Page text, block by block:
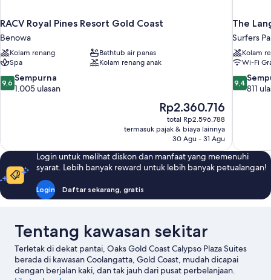
RACV Royal Pines Resort Gold Coast
Benowa
Kolam renang
Bathtub air panas
Spa
Kolam renang anak
9.6
dari
9,6 Sempurna
1.005 ulasan
Harga
sekarang
Rp2.360.716
Rp2.360.716
total Rp2.596.788
termasuk pajak & biaya lainnya
30 Agu - 31 Agu
The
Surfers
Kolam
Wi-Fi
9.4
dari
9,4
811
Login untuk melihat diskon dan manfaat yang memenuhi
syarat. Lebih banyak reward untuk lebih banyak petualangan!
Login Daftar sekarang, gratis
Tentang kawasan sekitar
Terletak di dekat pantai, Oaks Gold Coast Calypso Plaza Suites
berada di kawasan Coolangatta, Gold Coast, mudah dicapai
dengan berjalan kaki, dan tak jauh dari pusat perbelanjaan.